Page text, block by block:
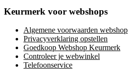
Keurmerk voor webshops
Algemene voorwaarden webshop
Privacyverklaring opstellen
Goedkoop Webshop Keurmerk
Controleer je webwinkel
Telefoonservice